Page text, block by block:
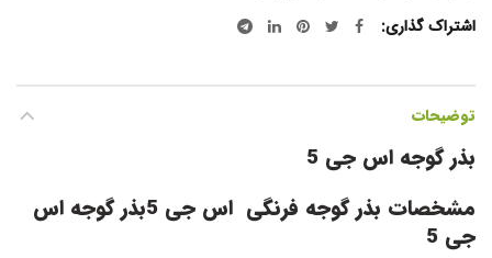
اشتراک گذاری
توضیحات
بذر گوجه اس جی 5
مشخصات بذر گوجه فرنگی اس جی 5
بذر گوجه اس
جی 5